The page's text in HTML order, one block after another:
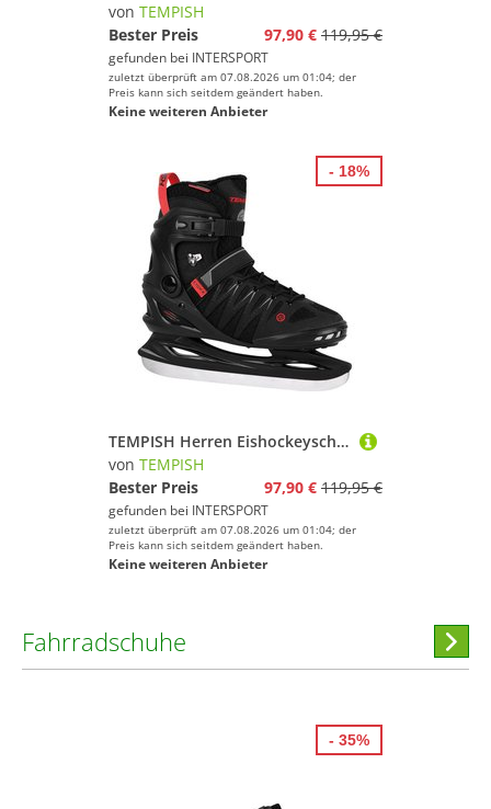
von TEMPISH
Bester Preis
97,90 € 119,95 €
gefunden bei INTERSPORT
zuletzt überprüft am 07.08.2026 um 01:04; der
Preis kann sich seitdem geändert haben.
Keine weiteren Anbieter
TEMPISH Herren Eishockeyschuhe Eishockeyschlittschuh CROX.X - Herren
von TEMPISH
Bester Preis
97,90 € 119,95 €
gefunden bei INTERSPORT
zuletzt überprüft am 07.08.2026 um 01:04; der
Preis kann sich seitdem geändert haben.
Keine weiteren Anbieter
- 18%
Fahrradschuhe
- 35%